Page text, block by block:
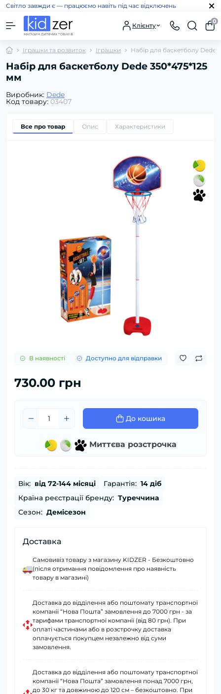
Світло завжди є — працюємо навіть під час відключень
Клієнту
0
Іграшки та розвиток Іграшки Набір для баскетболу Dede
Набір для баскетболу Dede 350*475*125
мм
Виробник: Dede
Код товару: 03407
Все про товар Опис Характеристики
В наявності Доступно для відправки
730.00 грн
До кошика
Миттєва розстрочка
Вік: від 72-144 місяці Гарантія: 14 діб
Країна реєстрації бренду: Туреччина
Сезон: Демісезон
Доставка
Самовивіз товару з магазину KIDZER - Безкоштовно
(після отримання повідомлення про наявність
товару в магазині)
Доставка до відділення або поштомату транспортної
компанії “Нова Пошта” замовлення до 7000 грн - за
тарифами транспортної компанії (від 80 грн). При
оплаті частинами або в розстрочку доставка
оплачується покупцем незалежно від суми
замовлення.
Доставка до відділення або поштомату транспортної
компанії “Нова Пошта” замовлення понад 7000 грн,
до 30 кг та довжиною до 120 см – безкоштовно. При